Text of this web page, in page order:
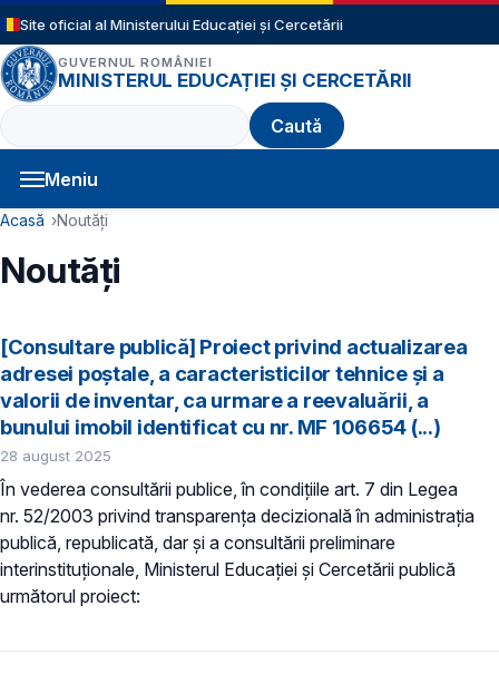
Sari la conținutul principal
Site oficial al Ministerului Educației și Cercetării
GUVERNUL ROMÂNIEI
MINISTERUL EDUCAȚIEI ȘI CERCETĂRII
Caută
Meniu
Navigație principală
Cale de navigare
Acasă Noutăți
Noutăți
[Consultare publică] Proiect privind actualizarea
adresei poștale, a caracteristicilor tehnice și a
valorii de inventar, ca urmare a reevaluării, a
bunului imobil identificat cu nr. MF 106654 (...)
28 august 2025
În vederea consultării publice, în condiţiile art. 7 din Legea
nr. 52/2003 privind transparenţa decizională în administraţia
publică, republicată, dar și a consultării preliminare
interinstituționale, Ministerul Educaţiei și Cercetării publică
următorul proiect: